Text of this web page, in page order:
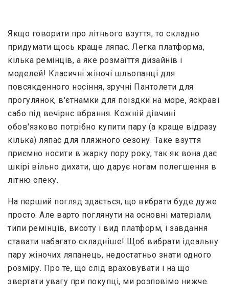
Якщо говорити про літнього взуття, то складно
придумати щось краще ляпас. Легка платформа,
кілька ремінців, а яке розмаїття дизайнів і
моделей! Класичні жіночі шльопанці для
повсякденного носіння, зручні Пантолети для
прогулянок, в'єтнамки для поїздки на море, яскраві
сабо під вечірнє вбрання. Кожній дівчині
обов'язково потрібно купити пару (а краще відразу
кілька) ляпас для пляжного сезону. Таке взуття
приємно носити в жарку пору року, так як вона дає
шкірі вільно дихати, що дарує ногам полегшення в
літню спеку.
На перший погляд здається, що вибрати буде дуже
просто. Але варто поглянути на основні матеріали,
типи ремінців, висоту і вид платформ, і завдання
ставати набагато складніше! Щоб вибрати ідеальну
пару жіночих ляпанець, недостатньо знати одного
розміру. Про те, що слід враховувати і на що
звертати увагу при покупці, ми розповімо нижче.